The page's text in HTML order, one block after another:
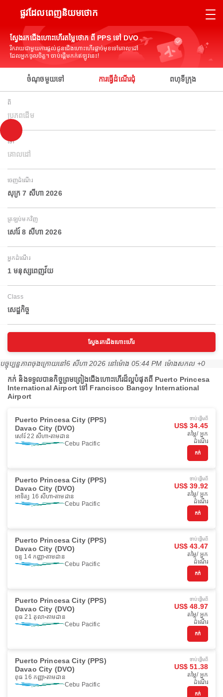
ផ្លូវដែលពេញនិយមថោក
ស្វែងរកជើងហោះហើរតម្លៃថោក ពី PPS ទៅ DVO
រីករាយជាមួយការផ្តល់ជូនជើងហោះហើរផ្តាច់មុខទៅគោលដៅ
ដែលអ្នកចូលចិត្ត។ ចាប់ផ្តើមកក់ឥឡូវនេះ!
ចំណុចមួយទៅ ការធ្វើដំណើរជុំ ពហុទីក្រុង
ពី
ប្រភពដើម
ទៅ
គោលដៅ
ចេញដំណើរ
សុក្រ 7 សីហា 2026
ត្រឡប់មកវិញ
សៅរ៍ 8 សីហា 2026
អ្នកដំណើរ
1 មនុស្សពេញវ័យ
Class
សេដ្ឋកិច្ច
ស្វែងរកជើងហោះហើរ
បច្ចុប្បន្នភាពចុងក្រោយនៅ6 សីហា 2026 នៅ​ម៉ោង 05:44 PM ម៉ោង​សកល +0
កក់ និងទទួលបានកិច្ចព្រមព្រៀងជើងហោះហើរដ៏ល្អបំផុតពី Puerto Princesa
International Airport ទៅ Francisco Bangoy International
Airport
Puerto Princesa City (PPS)
Davao City (DVO)
សៅរ៍ 22 សីហា តាមដាន
Cebu Pacific
ចាប់ផ្ដើមពី
US$ 34.45
តម្លៃ/ អ្នក
ដំណើរ
កក់
Puerto Princesa City (PPS)
Davao City (DVO)
អាទិត្យ 16 សីហា តាមដាន
Cebu Pacific
ចាប់ផ្ដើមពី
US$ 39.92
តម្លៃ/ អ្នក
ដំណើរ
កក់
Puerto Princesa City (PPS)
Davao City (DVO)
ចន្ទ 14 កញ្ញា តាមដាន
Cebu Pacific
ចាប់ផ្ដើមពី
US$ 43.47
តម្លៃ/ អ្នក
ដំណើរ
កក់
Puerto Princesa City (PPS)
Davao City (DVO)
ពុធ 21 តុលា តាមដាន
Cebu Pacific
ចាប់ផ្ដើមពី
US$ 48.97
តម្លៃ/ អ្នក
ដំណើរ
កក់
Puerto Princesa City (PPS)
Davao City (DVO)
ពុធ 16 កញ្ញា តាមដាន
Cebu Pacific
ចាប់ផ្ដើមពី
US$ 51.38
តម្លៃ/ អ្នក
ដំណើរ
កក់